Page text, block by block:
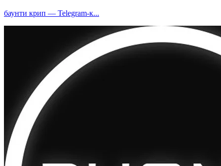
баунти крип — Telegram-к...